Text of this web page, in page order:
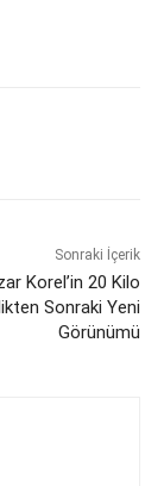
Sonraki İçerik
Korel’in 20 Kilo
Sonraki Yeni
Görünümü